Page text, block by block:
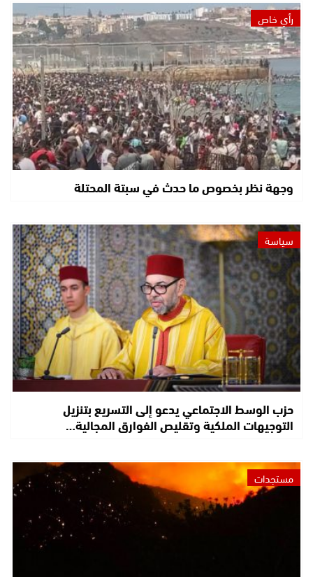
رأي خاص
وجهة نظر بخصوص ما حدث في سبتة المحتلة
سياسة
حزب الوسط الاجتماعي يدعو إلى التسريع بتنزيل
التوجيهات الملكية وتقليص الفوارق المجالية…
مستجدات